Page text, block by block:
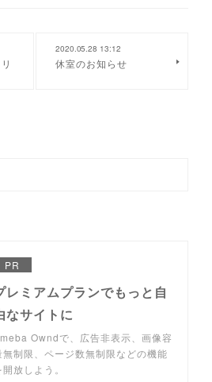
2020.05.28 13:12
休室のお知らせ
PR
レミアムプランでもっと自
なサイトに
Owndで、広告非表示、画像容
無制限、ページ数無制限などの機能
開放しよう。